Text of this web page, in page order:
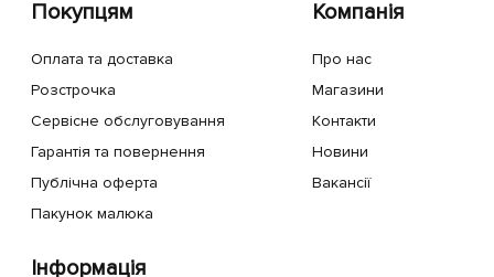
Покупцям
Оплата та доставка
Розстрочка
Сервісне обслуговування
Гарантія та повернення
Публічна оферта
Пакунок малюка
Компанія
Про нас
Магазини
Контакти
Новини
Вакансії
Інформація